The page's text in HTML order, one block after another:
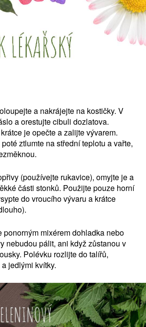
a nakrájejte na kostičky. V
a orestujte cibuli dozlatova.
je opečte a zalijte vývarem.
ztlumte na střední teplotu a vařte,
(používejte rukavice), omyjte je a
části stonků. Použijte pouze horní
do vroucího vývaru a krátce
ponorným mixérem dohladka nebo
nebudou pálit, ani když zůstanou v
Polévku rozlijte do talířů,
jedlými kvítky.